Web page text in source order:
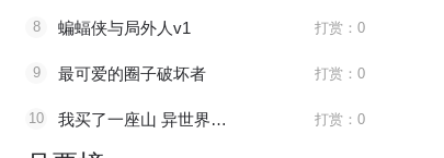
8 蝙蝠侠与局外人v1 打赏：0
9 最可爱的圈子破坏者 打赏：0
10 我买了一座山 异世界生活其实也不赖 打赏：0